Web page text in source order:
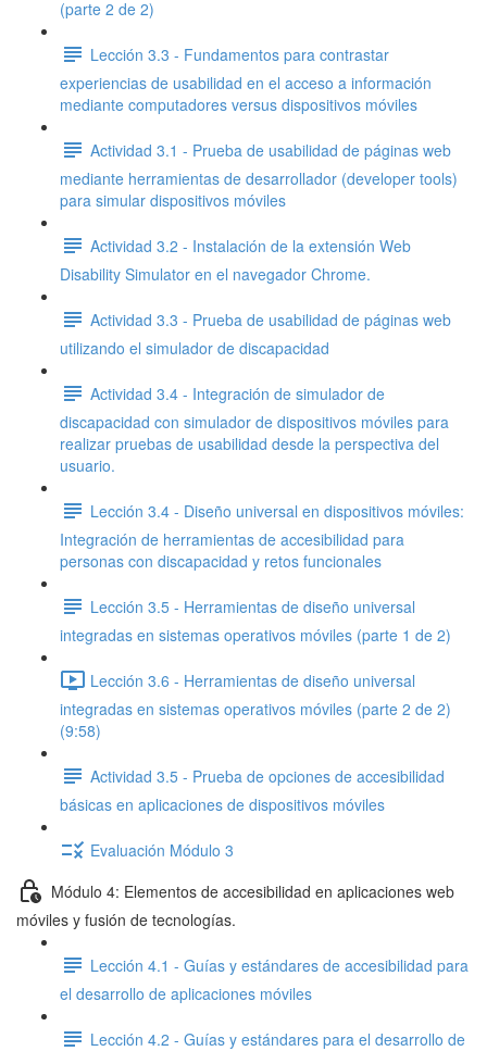
(parte 2 de 2)
Lección 3.3 - Fundamentos para contrastar
experiencias de usabilidad en el acceso a información
mediante computadores versus dispositivos móviles
Actividad 3.1 - Prueba de usabilidad de páginas web
mediante herramientas de desarrollador (developer tools)
para simular dispositivos móviles
Actividad 3.2 - Instalación de la extensión Web
Disability Simulator en el navegador Chrome.
Actividad 3.3 - Prueba de usabilidad de páginas web
utilizando el simulador de discapacidad
Actividad 3.4 - Integración de simulador de
discapacidad con simulador de dispositivos móviles para
realizar pruebas de usabilidad desde la perspectiva del
usuario.
Lección 3.4 - Diseño universal en dispositivos móviles:
Integración de herramientas de accesibilidad para
personas con discapacidad y retos funcionales
Lección 3.5 - Herramientas de diseño universal
integradas en sistemas operativos móviles (parte 1 de 2)
Lección 3.6 - Herramientas de diseño universal
integradas en sistemas operativos móviles (parte 2 de 2)
(9:58)
Actividad 3.5 - Prueba de opciones de accesibilidad
básicas en aplicaciones de dispositivos móviles
Evaluación Módulo 3
Módulo 4: Elementos de accesibilidad en aplicaciones web
móviles y fusión de tecnologías.
Lección 4.1 - Guías y estándares de accesibilidad para
el desarrollo de aplicaciones móviles
Lección 4.2 - Guías y estándares para el desarrollo de